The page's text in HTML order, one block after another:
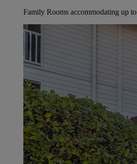
Family Rooms accommodating up